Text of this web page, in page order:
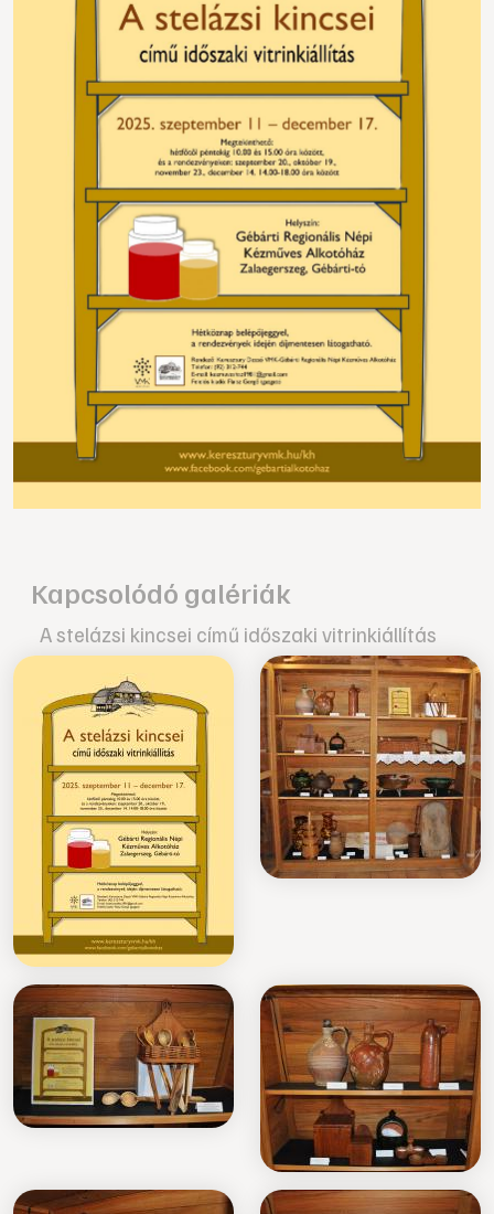
Kapcsolódó galériák
A stelázsi kincsei című időszaki vitrinkiállítás